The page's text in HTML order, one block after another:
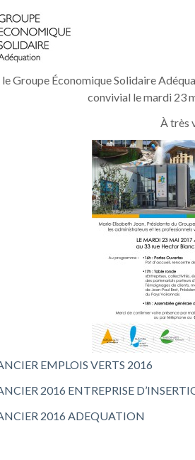
le Groupe Économique Solidaire
convivial le mardi 23
À très
EMPLOIS VERTS 2016
2016 ENTREPRISE
2016 ADEQUATION